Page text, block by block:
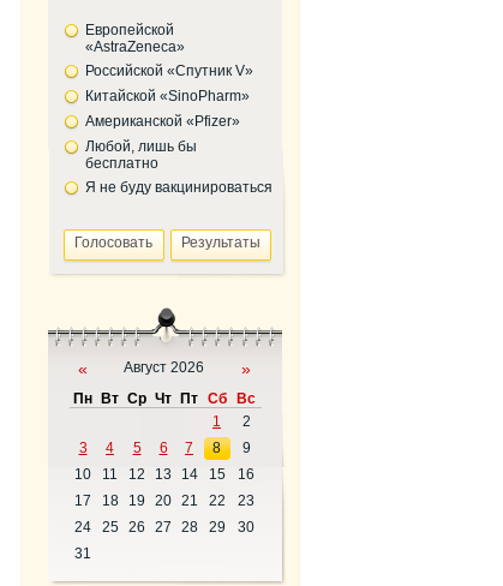
Европейской
«AstraZeneca»
Российской «Спутник V»
Китайской «SinoPharm»
Американской «Pfizer»
Любой, лишь бы
бесплатно
Я не буду вакцинироваться
« Август 2026 »
Пн Вт Ср Чт Пт Сб
Вс
1
2
3
4 5 6 7 8
9
10
11 12 13 14 15
16
17
18 19 20 21 22
23
24
25 26 27 28 29
30
31